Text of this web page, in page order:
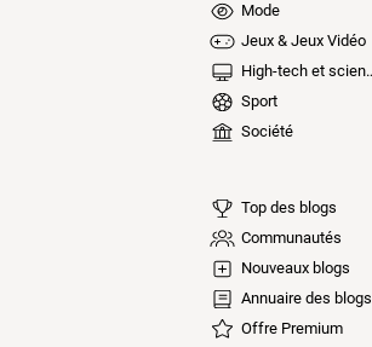
Mode
Jeux & Jeux Vidéo
High-tech et sciences
Sport
Société
Top des blogs
Communautés
Nouveaux blogs
Annuaire des blogs
Offre Premium